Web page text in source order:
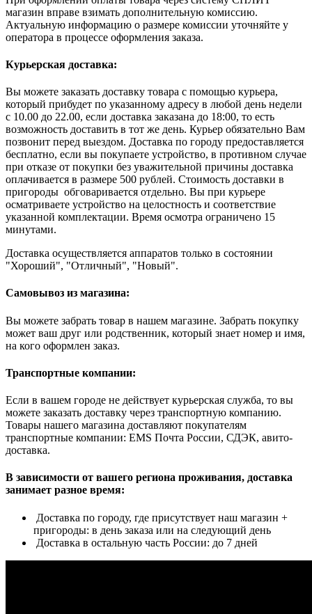
магазин вправе взимать дополнительную комиссию.
Актуальную информацию о размере комиссии уточняйте у
оператора в процессе оформления заказа.
Курьерская доставка:
Вы можете заказать доставку товара с помощью курьера,
который прибудет по указанному адресу в любой день недели
с 10.00 до 22.00, если доставка заказана до 18:00, то есть
возможность доставить в тот же день. Курьер обязательно Вам
позвонит перед выездом. Доставка по городу предоставляется
бесплатно, если вы покупаете устройство, в противном случае
при отказе от покупки без уважительной причины доставка
оплачивается в размере 500 рублей. Стоимость доставки в
пригороды обговаривается отдельно. Вы при курьере
осматриваете устройство на целостность и соответствие
указанной комплектации. Время осмотра ограничено 15
минутами.
Доставка осуществляется аппаратов только в состоянии
"Хороший", "Отличный", "Новый".
Самовывоз из магазина:
Вы можете забрать товар в нашем магазине. Забрать покупку
может ваш друг или родственник, который знает номер и имя,
на кого оформлен заказ.
Транспортные компании:
Если в вашем городе не действует курьерская служба, то вы
можете заказать доставку через транспортную компанию.
Товары нашего магазина доставляют покупателям
транспортные компании: EMS Почта России, СДЭК, авито-
доставка.
В зависимости от вашего региона проживания, доставка
занимает разное время:
Доставка по городу, где присутствует наш магазин +
пригороды: в день заказа или на следующий день
Доставка в остальную часть России: до 7 дней